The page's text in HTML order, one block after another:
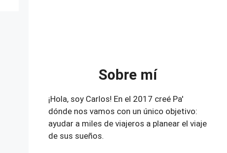
Sobre mí
¡Hola, soy Carlos! En el 2017 creé Pa'
dónde nos vamos con un único objetivo:
ayudar a miles de viajeros a planear el viaje
de sus sueños.